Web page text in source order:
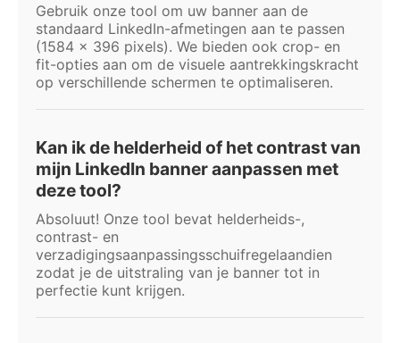
Gebruik onze tool om uw banner aan de
standaard LinkedIn-afmetingen aan te passen
(1584 x 396 pixels). We bieden ook crop- en
fit-opties aan om de visuele aantrekkingskracht
op verschillende schermen te optimaliseren.
Kan ik de helderheid of het contrast van
mijn LinkedIn banner aanpassen met
deze tool?
Absoluut! Onze tool bevat helderheids-,
contrast- en
verzadigingsaanpassingsschuifregelaandien
zodat je de uitstraling van je banner tot in
perfectie kunt krijgen.